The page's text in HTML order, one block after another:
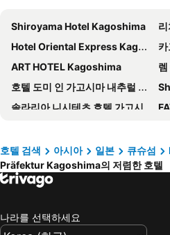
Shiroyama Hotel Kagoshima
리
Hotel Oriental Express Kagoshima Tenmonkan
ART HOTEL Kagoshima
호텔 도미 인 가고시마 내추럴 핫 스프링
솔라리아 니시테츠 호텔 가고시마
가고시마 플라자 호텔 텐몬칸
JR Kyushu Hotel Kagoshima
호텔 호케 클럽 카고시마
HOTEL MYSTAYS Kagoshima Tenmonkan Annex
호텔 검색 아시아 일본 큐슈섬
Präfektur Kagoshima의 저렴한 호텔
나라를 선택하세요